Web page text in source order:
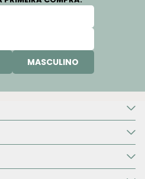
MASCULINO